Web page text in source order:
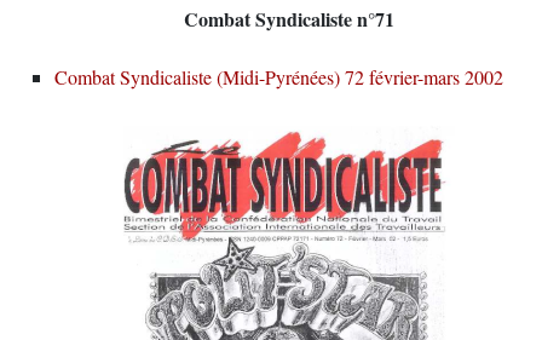
Combat Syndicaliste n°71
Combat Syndicaliste (Midi-Pyrénées) 72 février-mars 2002